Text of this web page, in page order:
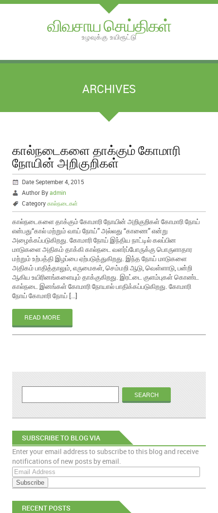
விவசாய செய்திகள்
உழவுக்கு உயிரூட்டு
ARCHIVES
கால்நடைகளை தாக்கும் கோமாரி
நோயின் அறிகுறிகள்
Date September 4, 2015
Author Byadmin
Categoryகால்நடைகள்
கால்நடைகளை தாக்கும் கோமாரி நோயின் அறிகுறிகள் கோமாரி நோய்
என்பது“கால் மற்றும் வாய் நோய்” அல்லது “காணை” என்று
அழைக்கப்படுகிறது. கோமாரி நோய் இந்திய நாட்டில் கலப்பின
மாடுகளை அதிகம் தாக்கி கால்நடை வளர்ப்போருக்கு பொருளாதார
மற்றும் உற்பத்தி இழப்பை ஏற்படுத்துகிறது. இந்த நோய் மாடுகளை
அதிகம் பாதித்தாலும், எருமைகள், செம்மறி ஆடு, வெள்ளாடு, பன்றி
ஆகிய உயிரினங்களையும் தாக்குகிறது. இரட்டை குளம்புகள் கொண்ட
கால்நடை இனங்கள் கோமாரி நோயால் பாதிக்கப்படுகிறது. கோமாரி
நோய் கோமாரி நோய் […]
READ MORE
SUBSCRIBE TO BLOG VIA
EMAIL
Enter your email address to subscribe to this blog and receive
notifications of new posts by email.
E
m
a
i
RECENT POSTS